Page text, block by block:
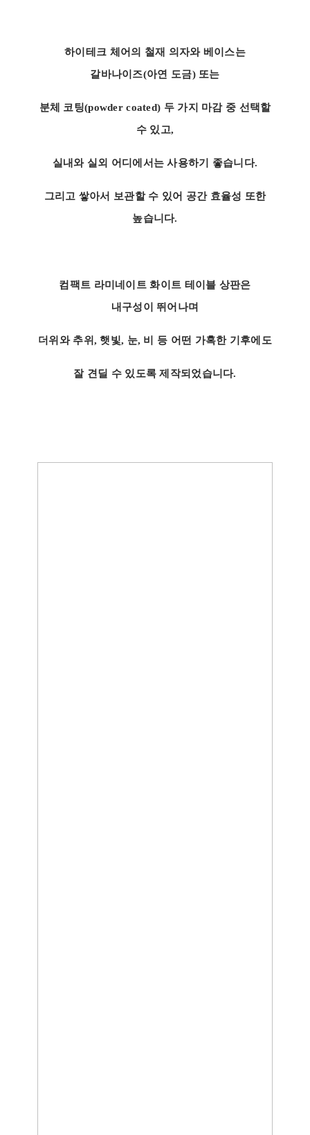
하이테크 체어의 철재 의자와 베이스는
갈바나이즈(아연 도금) 또는
분체 코팅(powder coated) 두 가지 마감 중 선택할
수 있고,
실내와 실외 어디에서는 사용하기 좋습니다.
그리고 쌓아서 보관할 수 있어 공간 효율성 또한
높습니다.
컴팩트 라미네이트 화이트 테이블 상판은
내구성이 뛰어나며
더위와 추위, 햇빛, 눈, 비 등 어떤 가혹한 기후에도
잘 견딜 수 있도록 제작되었습니다.